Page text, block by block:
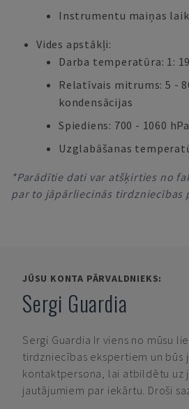
Instrumentu maiņas
Vides apstākļi:
Darba temperatūra: 1:
Relatīvais mitrums: 5 -
kondensācijas
Spiediens: 700 - 1060 hPa
Uzglabāšanas
*Parādītie dati var atšķirties no
par to jāpārliecinās tirdzniecības
JŪSU KONTA PĀRVALDNIEKS:
Sergi Guardia
Sergi Guardia Ir viens no mūsu
tirdzniecības ekspertiem un būs
kontaktpersona, lai atbildētu uz
jautājumiem par iekārtu. Droši